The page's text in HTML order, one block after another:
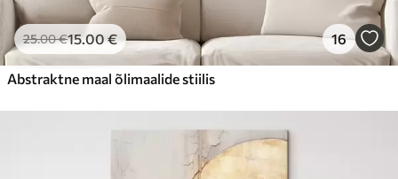
25.00€15.00€ 16
Abstraktne maal õlimaalide stiilis